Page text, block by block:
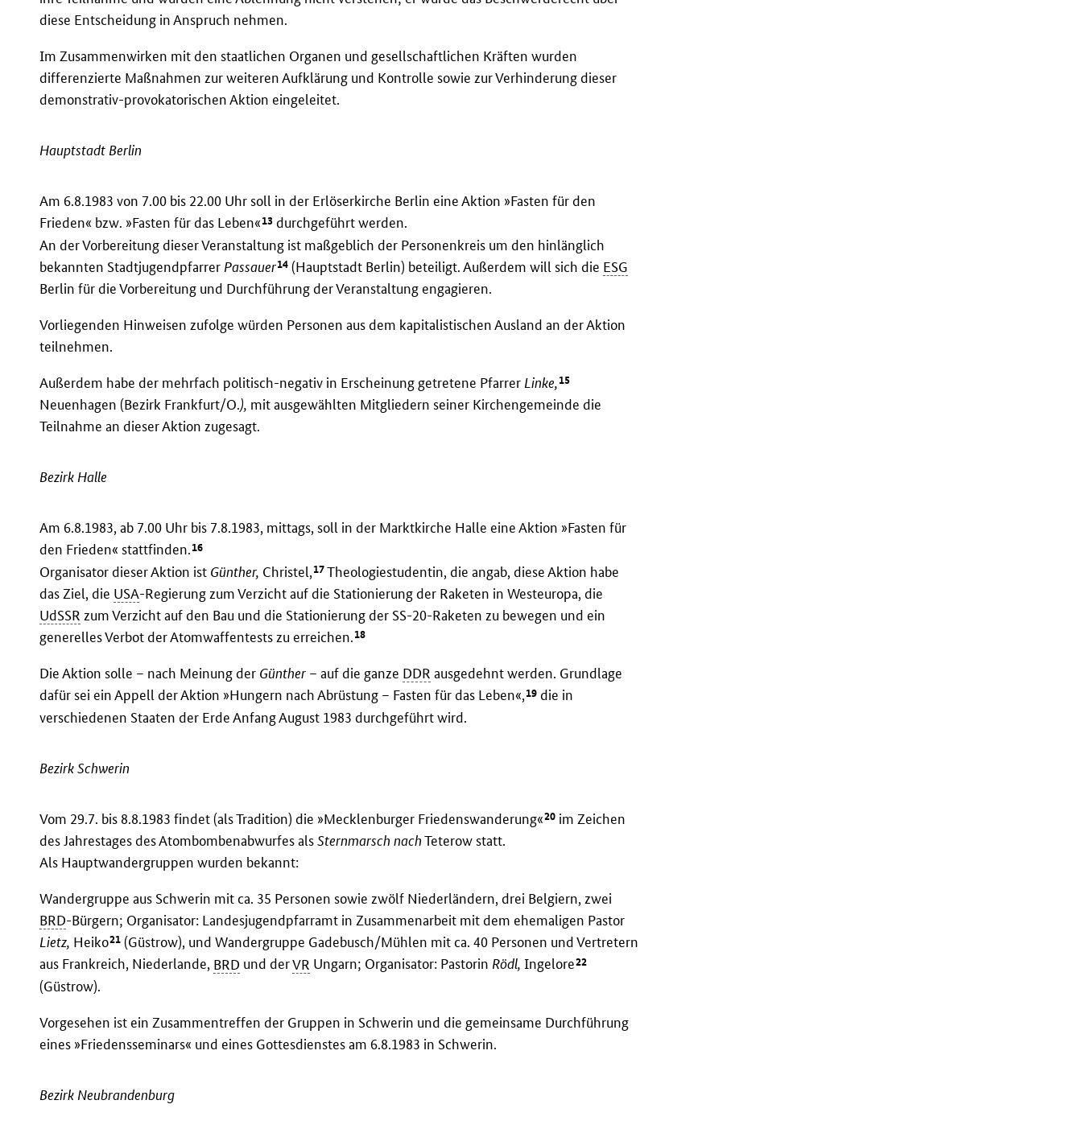
diese Entscheidung in Anspruch nehmen.
Im Zusammenwirken mit den staatlichen Organen und gesellschaftlichen Kräften wurden
differenzierte Maßnahmen zur weiteren Aufklärung und Kontrolle sowie zur Verhinderung dieser
demonstrativ-provokatorischen Aktion eingeleitet.
Hauptstadt Berlin
Am 6.8.1983 von 7.00 bis 22.00 Uhr soll in der Erlöserkirche Berlin eine Aktion »Fasten für den
Frieden« bzw. »Fasten für das Leben«13 durchgeführt werden.
An der Vorbereitung dieser Veranstaltung ist maßgeblich der Personenkreis um den hinlänglich
bekannten Stadtjugendpfarrer Passauer14 (Hauptstadt Berlin) beteiligt. Außerdem will sich die ESG
Berlin für die Vorbereitung und Durchführung der Veranstaltung engagieren.
Vorliegenden Hinweisen zufolge würden Personen aus dem kapitalistischen Ausland an der Aktion
teilnehmen.
Außerdem habe der mehrfach politisch-negativ in Erscheinung getretene Pfarrer Linke,15
Neuenhagen (Bezirk Frankfurt/O.), mit ausgewählten Mitgliedern seiner Kirchengemeinde die
Teilnahme an dieser Aktion zugesagt.
Bezirk Halle
Am 6.8.1983, ab 7.00 Uhr bis 7.8.1983, mittags, soll in der Marktkirche Halle eine Aktion »Fasten für
den Frieden« stattfinden.16
Organisator dieser Aktion ist Günther, Christel,17Theologiestudentin, die angab, diese Aktion habe
das Ziel, die USA-Regierung zum Verzicht auf die Stationierung der Raketen in Westeuropa, die
UdSSR zum Verzicht auf den Bau und die Stationierung der SS-20-Raketen zu bewegen und ein
generelles Verbot der Atomwaffentests zu erreichen.18
Die Aktion solle – nach Meinung der Günther – auf die ganze DDR ausgedehnt werden. Grundlage
dafür sei ein Appell der Aktion »Hungern nach Abrüstung – Fasten für das Leben«,19 die in
verschiedenen Staaten der Erde Anfang August 1983 durchgeführt wird.
Bezirk Schwerin
Vom 29.7. bis 8.8.1983 findet (als Tradition) die »Mecklenburger Friedenswanderung«20 im Zeichen
des Jahrestages des Atombombenabwurfes alsSternmarsch nachTeterow statt.
Als Hauptwandergruppen wurden bekannt:
Wandergruppe aus Schwerin mit ca. 35 Personen sowie zwölf Niederländern, drei Belgiern, zwei
BRD-Bürgern; Organisator: Landesjugendpfarramt in Zusammenarbeit mit dem ehemaligen Pastor
Lietz, Heiko21 (Güstrow), und Wandergruppe Gadebusch/Mühlen mit ca. 40 Personen und Vertretern
aus Frankreich, Niederlande, BRD und derVR Ungarn; Organisator: Pastorin Rödl, Ingelore22
(Güstrow).
Vorgesehen ist ein Zusammentreffen der Gruppen in Schwerin und die gemeinsame Durchführung
eines »Friedensseminars« und eines Gottesdienstes am 6.8.1983 in Schwerin.
Bezirk Neubrandenburg